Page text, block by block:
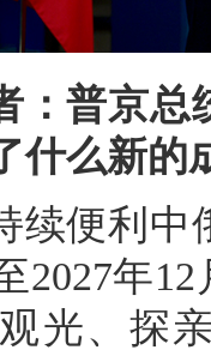
：普京总
什么新的
续便利中
2027年
光、探